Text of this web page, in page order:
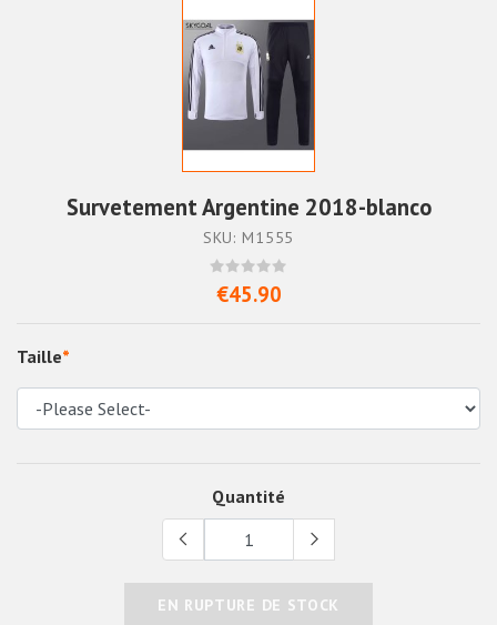
Survetement Argentine 2018-blanco
SKU: M1555
€45.90
Taille*
Quantité
EN RUPTURE DE STOCK